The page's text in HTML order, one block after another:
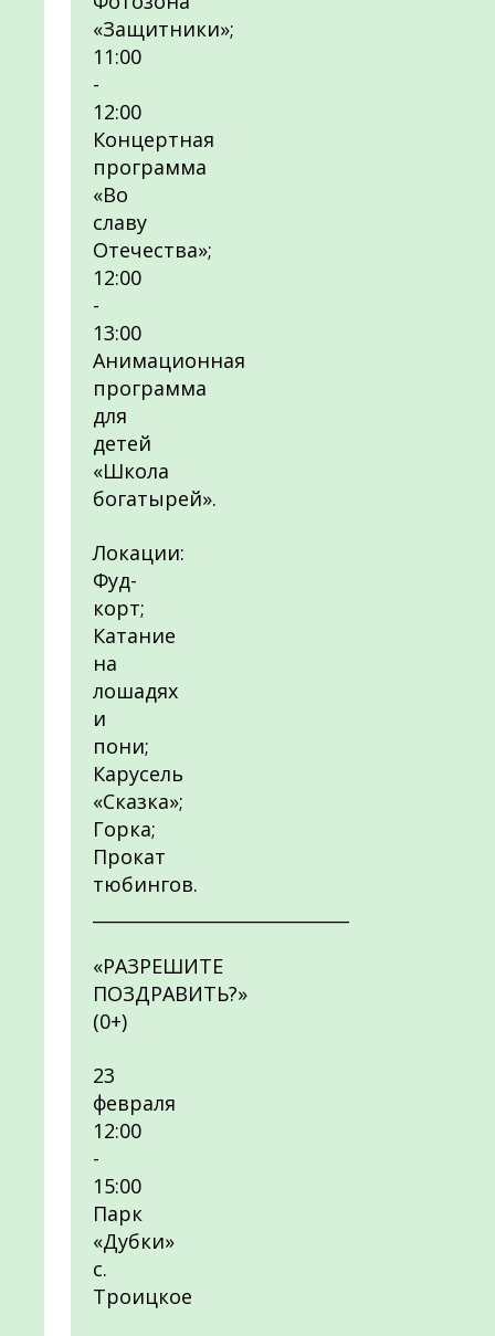
«Защитники»;
11:00
-
12:00
Концертная
программа
«Во
славу
Отечества»;
12:00
-
13:00
Анимационная
программа
для
детей
«Школа
богатырей».
Локации:
Фуд-
корт;
Катание
на
лошадях
и
пони;
Карусель
«Сказка»;
Горка;
Прокат
тюбингов.
«РАЗРЕШИТЕ
ПОЗДРАВИТЬ?»
(0+)
23
февраля
12:00
-
15:00
Парк
«Дубки»
с.
Троицкое